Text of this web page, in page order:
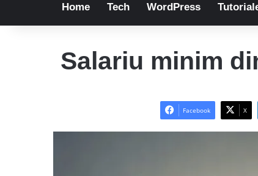
Home Tech WordPress
Salariu minim
Facebook X